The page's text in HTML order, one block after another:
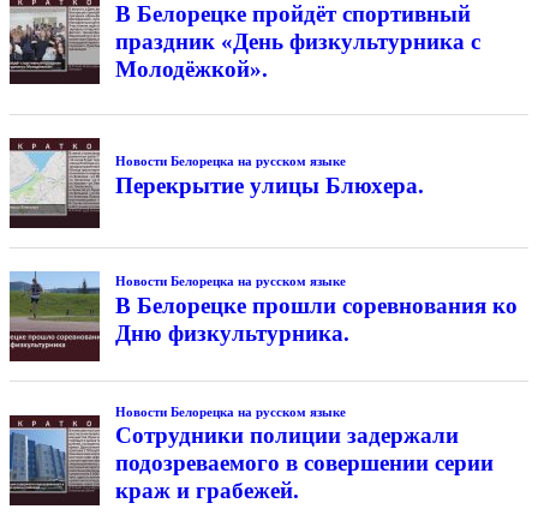
В Белорецке пройдёт спортивный
праздник «День физкультурника с
Молодёжкой».
Новости Белорецка на русском языке
Перекрытие улицы Блюхера.
Новости Белорецка на русском языке
В Белорецке прошли соревнования ко
Дню физкультурника.
Новости Белорецка на русском языке
Сотрудники полиции задержали
подозреваемого в совершении серии
краж и грабежей.